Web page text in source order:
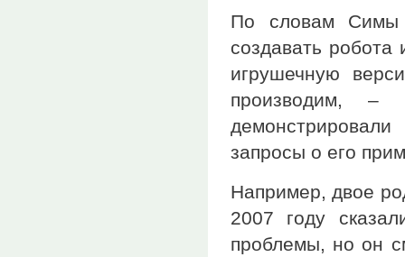
По словам Симы
создавать
игрушечную
производим,
запросы о его
Например, двое
2007 году
проблемы, но он